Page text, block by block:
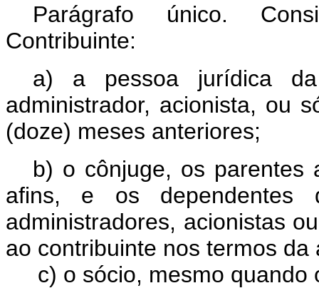
Parágrafo único.
Contribuinte:
a) a pessoa jurídica
administrador, acionista, ou
(doze) meses anteriores;
b) o cônjuge, os parentes
afins, e os dependentes
administradores, acionistas
ao contribuinte nos termos
c) o sócio, mesmo quando